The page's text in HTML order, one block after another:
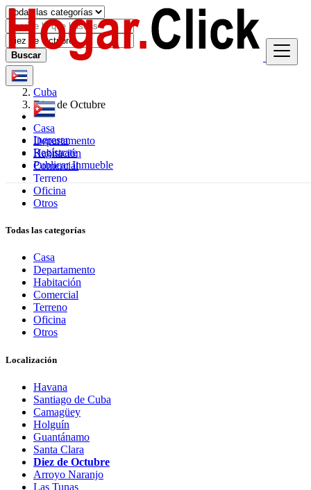
Ingresar
Regístrate
Publicar Inmueble
Buscar
Cuba
Diez de Octubre
Casa
Departamento
Habitación
Comercial
Terreno
Oficina
Otros
Todas las categorías
Casa
Departamento
Habitación
Comercial
Terreno
Oficina
Otros
Localización
Havana
Santiago de Cuba
Camagüey
Holguín
Guantánamo
Santa Clara
Diez de Octubre
Arroyo Naranjo
Las Tunas